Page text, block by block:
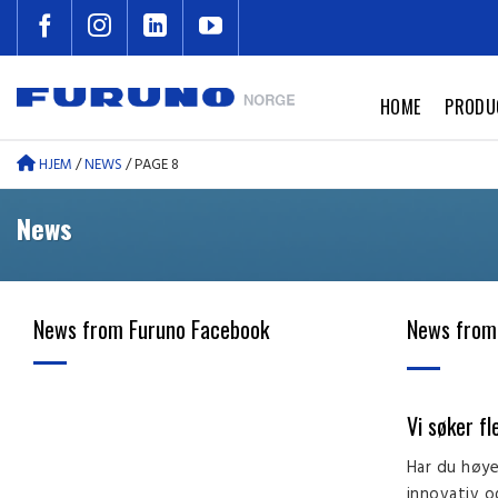
HOME
HJEM/NEWS/PAGE 8
News
News from Furuno Facebook News
Vi søker
Har du